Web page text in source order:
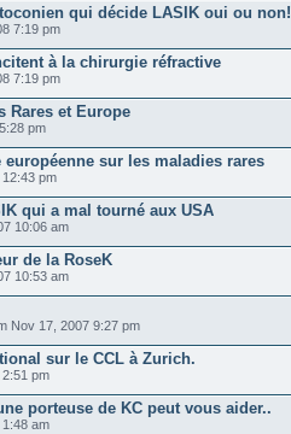
qui décide LASIK oui ou
7:19 pm
à la chirurgie réfractive
7:19 pm
Rares et Europe
pm
sur les maladies rares
pm
qui a mal tourné aux USA
10:06 am
de la RoseK
10:53 am
Nov 17, 2007 9:27 pm
sur le CCL à Zurich.
pm
porteuse de KC peut vous aider..
am